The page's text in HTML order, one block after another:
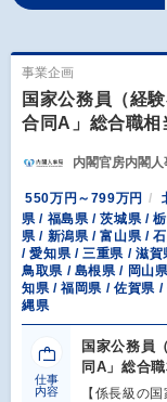
事業企画
国家公務員（経
合同A」総合職相
内閣官房内閣人
550万円～799万円
県 / 福島県 / 茨城県 /
県 / 新潟県 / 富山県 /
/ 愛知県 / 三重県 / 滋
鳥取県 / 島根県 / 岡山
知県 / 福岡県 / 佐賀県
縄県
仕事
内容
国家公務員
同A」総合
【係長級の